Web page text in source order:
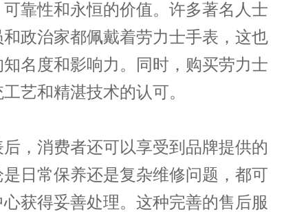
靠性和永恒的价值。许多著名人士
政治家都佩戴着劳力士手表，这也
名度和影响力。同时，购买劳力士
艺和精湛技术的认可。
消费者还可以享受到品牌提供的
日常保养还是复杂维修问题，都可
获得妥善处理。这种完善的售后服